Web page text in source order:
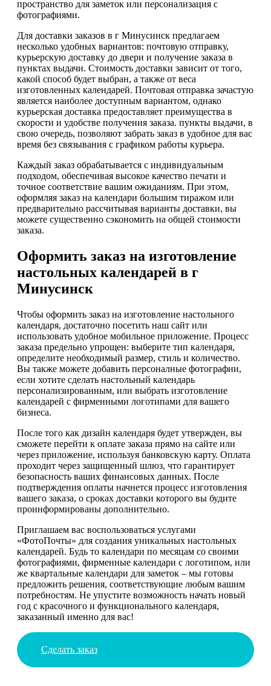
пространство для заметок или персонализация с
фотографиями.
Для доставки заказов в г Минусинск предлагаем
несколько удобных вариантов: почтовую отправку,
курьерскую доставку до двери и получение заказа в
пунктах выдачи. Стоимость доставки зависит от того,
какой способ будет выбран, а также от веса
изготовленных календарей. Почтовая отправка зачастую
является наиболее доступным вариантом, однако
курьерская доставка предоставляет преимущества в
скорости и удобстве получения заказа. пункты выдачи, в
свою очередь, позволяют забрать заказ в удобное для вас
время без связывания с графиком работы курьера.
Каждый заказ обрабатывается с индивидуальным
подходом, обеспечивая высокое качество печати и
точное соответствие вашим ожиданиям. При этом,
оформляя заказ на календари большим тиражом или
предварительно рассчитывая варианты доставки, вы
можете существенно сэкономить на общей стоимости
заказа.
Оформить заказ на изготовление
настольных календарей в г
Минусинск
Чтобы оформить заказ на изготовление настольного
календаря, достаточно посетить наш сайт или
использовать удобное мобильное приложение. Процесс
заказа предельно упрощен: выберите тип календаря,
определите необходимый размер, стиль и количество.
Вы также можете добавить персоналные фотографии,
если хотите сделать настольный календарь
персонализированным, или выбрать изготовление
календарей с фирменными логотипами для вашего
бизнеса.
После того как дизайн календаря будет утвержден, вы
сможете перейти к оплате заказа прямо на сайте или
через приложение, используя банковскую карту. Оплата
проходит через защищенный шлюз, что гарантирует
безопасность ваших финансовых данных. После
подтверждения оплаты начнется процесс изготовления
вашего заказа, о сроках доставки которого вы будите
проинформированы дополнительно.
Приглашаем вас воспользоваться услугами
«ФотоПочты» для создания уникальных настольных
календарей. Будь то календари по месяцам со своими
фотографиями, фирменные календари с логотипом, или
же квартальные календари для заметок – мы готовы
предложить решения, соответствующие любым вашим
потребностям. Не упустите возможность начать новый
год с красочного и функционального календаря,
заказанный именно для вас!
Сделать заказ